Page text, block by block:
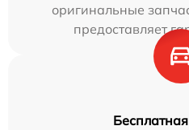
оригинальные
предоставляет